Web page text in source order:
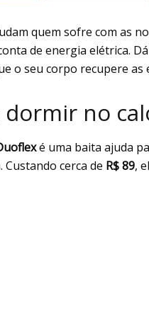
quem sofre com as
de energia elétrica.
o seu corpo recupere as
no
é uma baita ajuda
cerca de R$ 89,